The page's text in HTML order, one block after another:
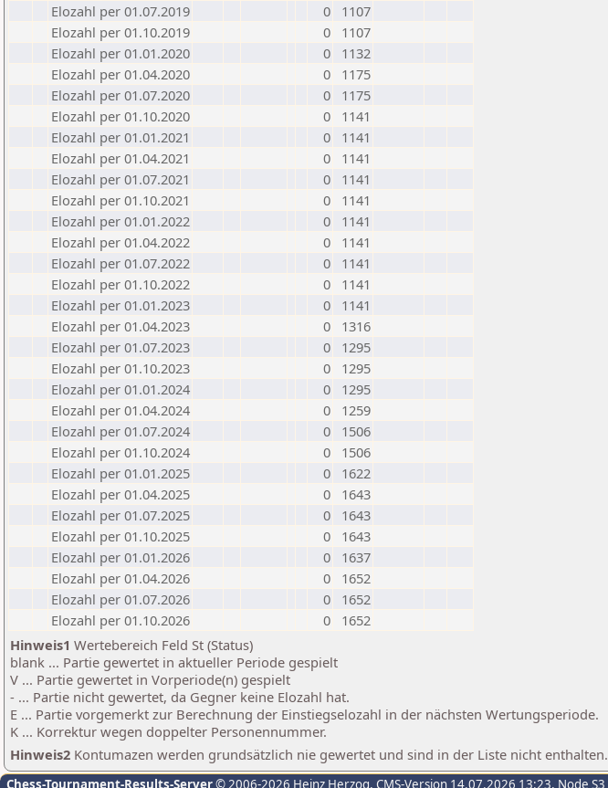
Elozahl per 01.07.2019
0
1107
Elozahl per 01.10.2019
0
1107
Elozahl per 01.01.2020
0
1132
Elozahl per 01.04.2020
0
1175
Elozahl per 01.07.2020
0
1175
Elozahl per 01.10.2020
0
1141
Elozahl per 01.01.2021
0
1141
Elozahl per 01.04.2021
0
1141
Elozahl per 01.07.2021
0
1141
Elozahl per 01.10.2021
0
1141
Elozahl per 01.01.2022
0
1141
Elozahl per 01.04.2022
0
1141
Elozahl per 01.07.2022
0
1141
Elozahl per 01.10.2022
0
1141
Elozahl per 01.01.2023
0
1141
Elozahl per 01.04.2023
0
1316
Elozahl per 01.07.2023
0
1295
Elozahl per 01.10.2023
0
1295
Elozahl per 01.01.2024
0
1295
Elozahl per 01.04.2024
0
1259
Elozahl per 01.07.2024
0
1506
Elozahl per 01.10.2024
0
1506
Elozahl per 01.01.2025
0
1622
Elozahl per 01.04.2025
0
1643
Elozahl per 01.07.2025
0
1643
Elozahl per 01.10.2025
0
1643
Elozahl per 01.01.2026
0
1637
Elozahl per 01.04.2026
0
1652
Elozahl per 01.07.2026
0
1652
Elozahl per 01.10.2026
0
1652
Hinweis1 Wertebereich Feld St (Status)
blank ... Partie gewertet in aktueller Periode gespielt
V ... Partie gewertet in Vorperiode(n) gespielt
- ... Partie nicht gewertet, da Gegner keine Elozahl hat.
E ... Partie vorgemerkt zur Berechnung der Einstiegselozahl in der nächsten Wertungsperiode.
K ... Korrektur wegen doppelter Personennummer.
Hinweis2 Kontumazen werden grundsätzlich nie gewertet und sind in der Liste nicht enthalten.
Chess-Tournament-Results-Server© 2006-2026 Heinz Herzog, CMS-Version 14.07.2026 13:23, Node S3